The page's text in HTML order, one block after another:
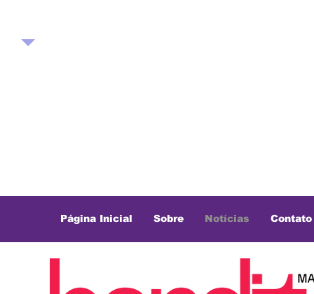
Página Inicial Sobre Notícias Contato